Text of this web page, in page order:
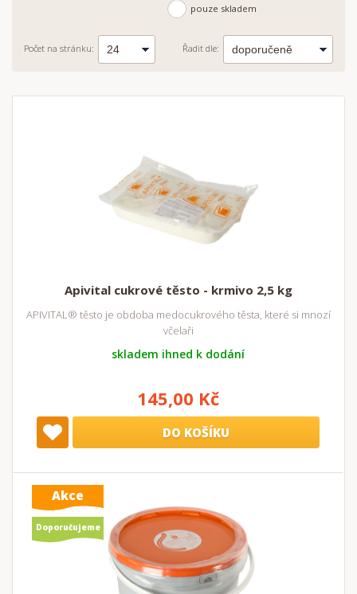
pouze skladem
Počet na stránku: Řadit dle:
Apivital cukrové těsto - krmivo 2,5 kg
APIVITAL® těsto je obdoba medocukrového těsta, které si mnozí
včelaři
skladem ihned k dodání
145,00 Kč
DO KOŠÍKU
Akce
Doporučujeme